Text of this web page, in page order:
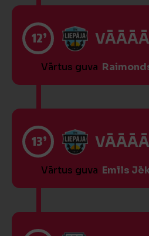
12’
Vārtus guva
13’
Vārtus guva Emīls